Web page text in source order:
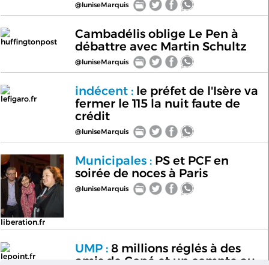
@luniseMarquis
huffingtonpost
Cambadélis oblige Le Pen à
débattre avec Martin Schultz
@luniseMarquis
lefigaro.fr
indécent :le préfet de l'Isère va
fermer le 115 la nuit faute de
crédit
@luniseMarquis
liberation.fr
Municipales :PS et PCF en
soirée de noces à Paris
@luniseMarquis
lepoint.fr
UMP :8 millions réglés à des
amis de Copé et un compte au